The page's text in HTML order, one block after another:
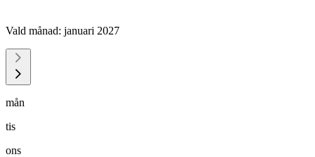
Vald månad: januari 2027
mån
tis
ons